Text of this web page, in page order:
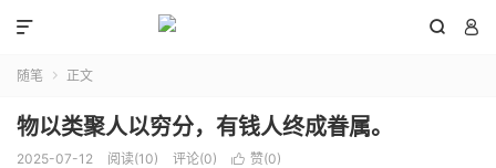
 

随笔  正文
物以类聚人以穷分，有钱人终成眷属。
2025-07-12 阅读(10) 评论(0)  赞(0)